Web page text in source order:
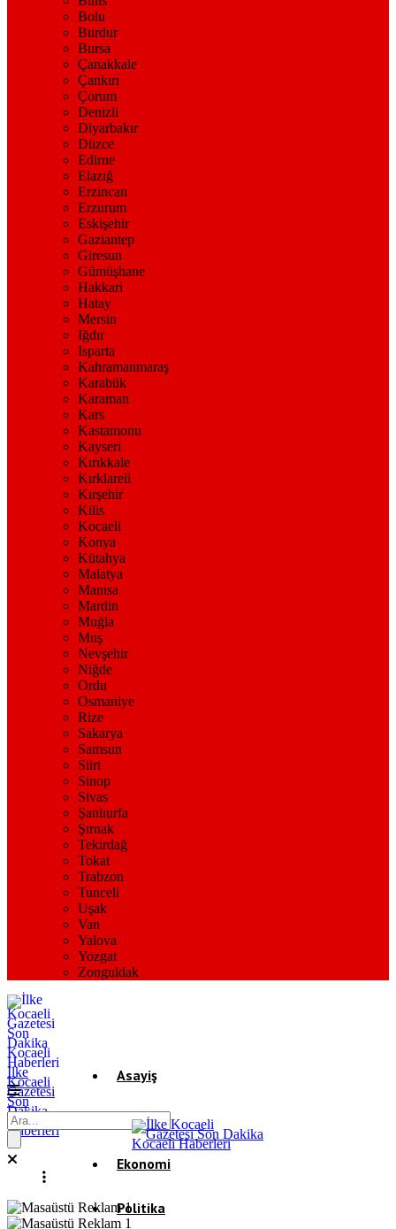
Bolu
Burdur
Bursa
Çanakkale
Çankırı
Çorum
Denizli
Diyarbakır
Düzce
Edirne
Elazığ
Erzincan
Erzurum
Eskişehir
Gaziantep
Giresun
Gümüşhane
Hakkari
Hatay
Mersin
Iğdır
Isparta
Kahramanmaraş
Karabük
Karaman
Kars
Kastamonu
Kayseri
Kırıkkale
Kırklareli
Kırşehir
Kilis
Kocaeli
Konya
Kütahya
Malatya
Manisa
Mardin
Muğla
Muş
Nevşehir
Niğde
Ordu
Osmaniye
Rize
Sakarya
Samsun
Siirt
Sinop
Sivas
Şanlıurfa
Şırnak
Tekirdağ
Tokat
Trabzon
Tunceli
Uşak
Van
Yalova
Yozgat
Zonguldak
İlke
Kocaeli
Gazetesi
Son
Dakika
Kocaeli
Haberleri
Asayiş
Gündem
Ekonomi
Politika